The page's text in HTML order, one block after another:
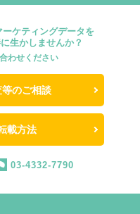
ーケティングデータを
生かしませんか？
わせください
のご相談
載方法
03-4332-7790